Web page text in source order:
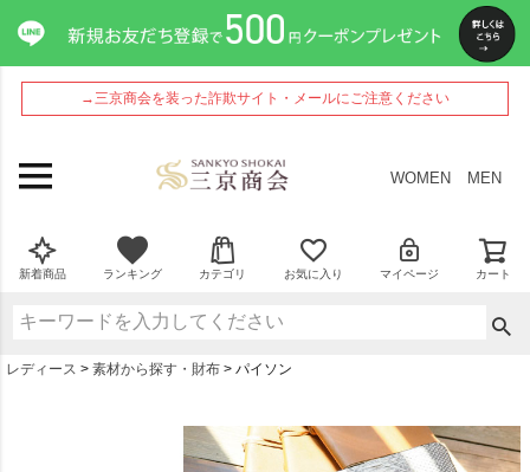
→三京商会を装った詐欺サイト・メールにご注意ください
WOMEN MEN
新着商品 ランキング カテゴリ お気に入り マイページ カート
レディース 素材から探す・財布 パイソン